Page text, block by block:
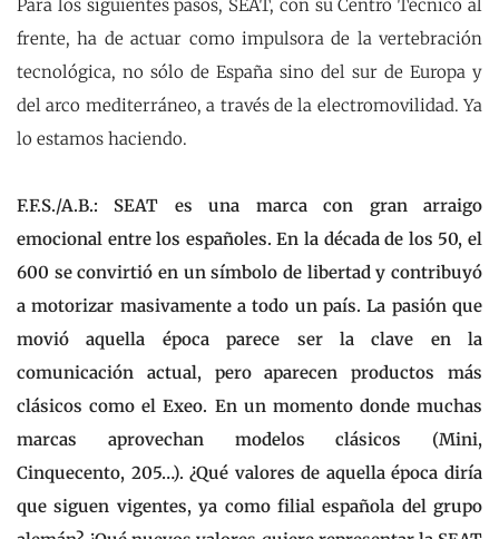
Para los siguientes pasos, SEAT, con su Centro Técnico al
frente, ha de actuar como impulsora de la vertebración
tecnológica, no sólo de España sino del sur de Europa y
del arco mediterráneo, a través de la electromovilidad. Ya
lo estamos haciendo.
F.F.S./A.B.: SEAT es una marca con gran arraigo
emocional entre los españoles. En la década de los 50, el
600 se convirtió en un símbolo de libertad y contribuyó
a motorizar masivamente a todo un país. La pasión que
movió aquella época parece ser la clave en la
comunicación actual, pero aparecen productos más
clásicos como el Exeo. En un momento donde muchas
marcas aprovechan modelos clásicos (Mini,
Cinquecento, 205…). ¿Qué valores de aquella época diría
que siguen vigentes, ya como filial española del grupo